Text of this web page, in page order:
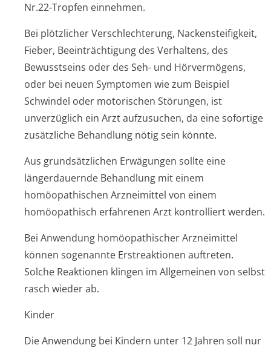
Nr.22-Tropfen einnehmen.
Bei plötzlicher Verschlechterung, Nackensteifigkeit,
Fieber, Beeinträchtigung des Verhaltens, des
Bewusstseins oder des Seh- und Hörvermögens,
oder bei neuen Symptomen wie zum Beispiel
Schwindel oder motorischen Störungen, ist
unverzüglich ein Arzt aufzusuchen, da eine sofortige
zusätzliche Behandlung nötig sein könnte.
Aus grundsätzlichen Erwägungen sollte eine
längerdauernde Behandlung mit einem
homöopathischen Arzneimittel von einem
homöopathisch erfahrenen Arzt kontrolliert werden.
Bei Anwendung homöopathischer Arzneimittel
können sogenannte Erstreaktionen auftreten.
Solche Reaktionen klingen im Allgemeinen von selbst
rasch wieder ab.
Kinder
Die Anwendung bei Kindern unter 12 Jahren soll nur